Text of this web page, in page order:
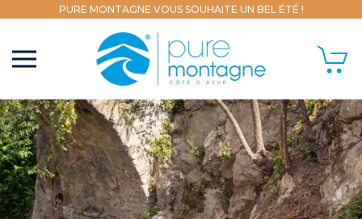
PURE MONTAGNE VOUS SOUHAITE UN BEL ÉTÉ !